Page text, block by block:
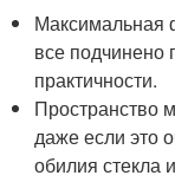
Максимальная
все подчинено
практичности.
Пространство
даже если это
обилия стекла